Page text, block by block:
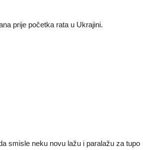
prije početka rata u Ukrajini.
smisle neku novu lažu i paralažu za tupo